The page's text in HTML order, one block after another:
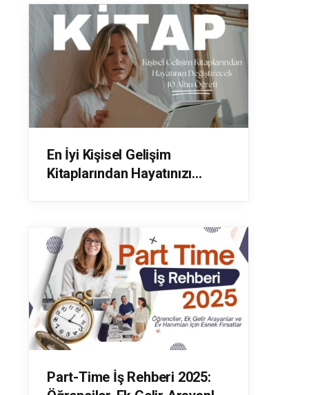
En İyi Kişisel Gelişim
Kitaplarından Hayatınızı
Part-Time İş Rehberi 2025: